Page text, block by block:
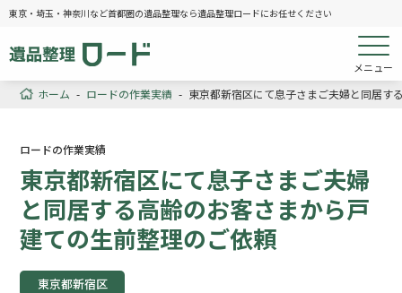
東京・埼玉・神奈川など首都圏の遺品整理なら遺品整理ロードにお任せください
メニュー
ホーム - ロードの作業実績 - 東京都新宿区にて息子さまご夫婦と同居す
ロードの作業実績
東京都新宿区にて息子さまご夫婦
と同居する高齢のお客さまから戸
建ての生前整理のご依頼
東京都新宿区